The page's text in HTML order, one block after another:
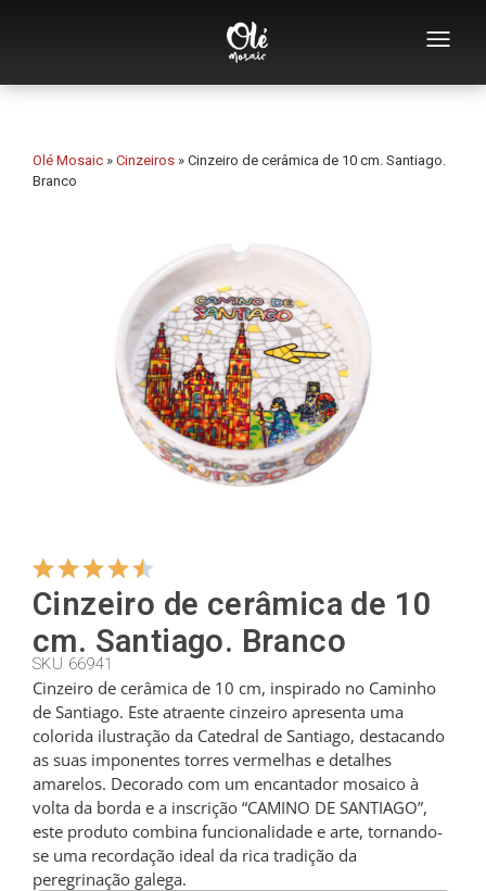
Quem somos
Abridores
Chávenas
Tigelas
Cinzeiros
Cabides
Cortadores
Colheres de chá
Conchas
Dedais
Olé Mosaic » Cinzeiros » Cinzeiro de cerâmica de 10 cm. Santiago.
Branco
Cinzeiro de cerâmica de 10
cm. Santiago. Branco
SKU 66941
Cinzeiro de cerâmica de 10 cm, inspirado no Caminho
de Santiago. Este atraente cinzeiro apresenta uma
colorida ilustração da Catedral de Santiago, destacando
as suas imponentes torres vermelhas e detalhes
amarelos. Decorado com um encantador mosaico à
volta da borda e a inscrição “CAMINO DE SANTIAGO”,
este produto combina funcionalidade e arte, tornando-
se uma recordação ideal da rica tradição da
peregrinação galega.